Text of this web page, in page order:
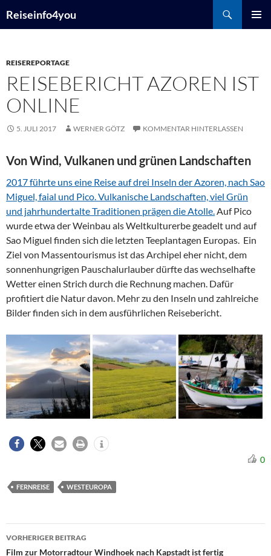
Inhalt
Reiseinfo4you
REISEREPORTAGE
REISEBERICHT AZOREN IST
ONLINE
5. JULI 2017 WERNER GÖTZ KOMMENTAR HINTERLASSEN
Von Wind, Vulkanen und grünen Landschaften
2017 führte uns eine Reise auf drei Inseln der Azoren, nach Sao
Miguel, faial und Pico. Vulkanische Landschaften, viel Grün
und jahrhundertalte Traditionen prägen die Atolle.Auf Pico
wurde etwa der Weinbau als Weltkulturerbe geadelt und auf
Sao Miguel finden sich die letzten Teeplantagen Europas. Ein
Ziel von Massentourismus ist das Archipel eher nicht, dem
sonnenhungrigen Pauschalurlauber dürfte das wechselhafte
Wetter einen Strich durch die Rechnung machen. Dafür
profitiert die Natur davon. Mehr zu den Inseln und zahlreiche
Bilder finden sich in dem ausführlichen Reisebericht.
0
FERNREISE WESTEUROPA
Beitragsnavigation
VORHERIGER BEITRAG
Film zur Motorradtour Windhoek nach Kapstadt ist fertig